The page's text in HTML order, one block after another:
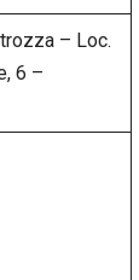
– Loc.
6 –